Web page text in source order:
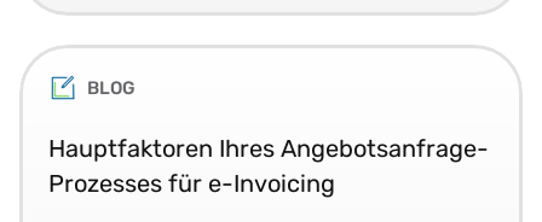
BLOG
Hauptfaktoren Ihres Angebotsanfrage-
Prozesses für e-Invoicing